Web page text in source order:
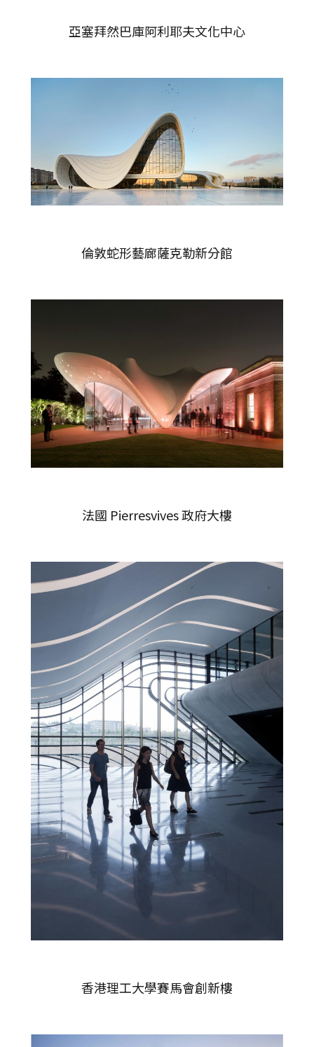
亞塞拜然巴庫阿利耶夫文化中心
倫敦蛇形藝廊薩克勒新分館
法國 Pierresvives 政府大樓
香港理工大學賽馬會創新樓